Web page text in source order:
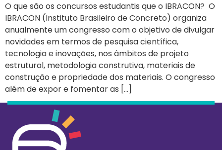
O que são os concursos estudantis que o IBRACON? O
IBRACON (Instituto Brasileiro de Concreto) organiza
anualmente um congresso com o objetivo de divulgar
novidades em termos de pesquisa científica,
tecnologia e inovações, nos âmbitos de projeto
estrutural, metodologia construtiva, materiais de
construção e propriedade dos materiais. O congresso
além de expor e fomentar as […]